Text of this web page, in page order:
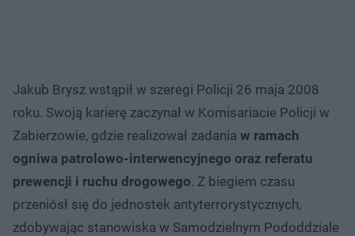
Jakub Brysz wstąpił w szeregi Policji 26 maja 2008
roku. Swoją karierę zaczynał w Komisariacie Policji w
Zabierzowie, gdzie realizował zadania w ramach
ogniwa patrolowo-interwencyjnego oraz referatu
prewencji i ruchu drogowego. Z biegiem czasu
przeniósł się do jednostek antyterrorystycznych,
zdobywając stanowiska w Samodzielnym Pododdziale